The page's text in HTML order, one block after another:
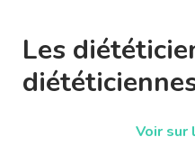
Les
Voir